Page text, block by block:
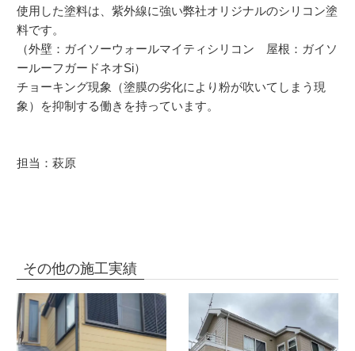
使用した塗料は、紫外線に強い弊社オリジナルのシリコン塗
料です。
（外壁：ガイソーウォールマイティシリコン 屋根：ガイソ
ールーフガードネオSi）
チョーキング現象（塗膜の劣化により粉が吹いてしまう現
象）を抑制する働きを持っています。
担当：萩原
その他の施工実績